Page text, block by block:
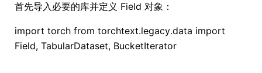
首先导入必要的库并定义 Field 对象：
import torch from torchtext.legacy.data import
Field, TabularDataset, BucketIterator